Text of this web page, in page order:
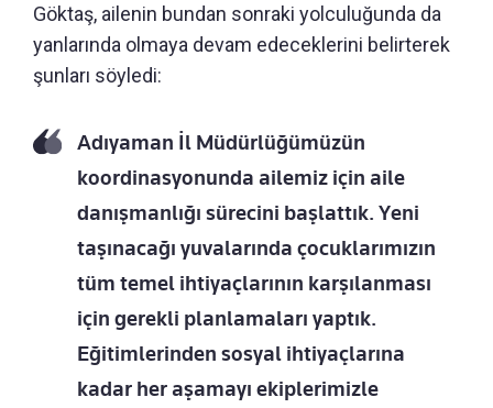
Göktaş, ailenin bundan sonraki yolculuğunda da
yanlarında olmaya devam edeceklerini belirterek
şunları söyledi:
Adıyaman İl Müdürlüğümüzün
koordinasyonunda ailemiz için aile
danışmanlığı sürecini başlattık. Yeni
taşınacağı yuvalarında çocuklarımızın
tüm temel ihtiyaçlarının karşılanması
için gerekli planlamaları yaptık.
Eğitimlerinden sosyal ihtiyaçlarına
kadar her aşamayı ekiplerimizle